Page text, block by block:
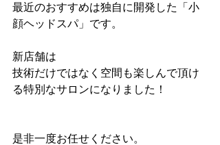
最近のおすすめは独自に開発した「小
顔ヘッドスパ」です。
新店舗は
技術だけではなく空間も楽しんで頂け
る特別なサロンになりました！
是非一度お任せください。